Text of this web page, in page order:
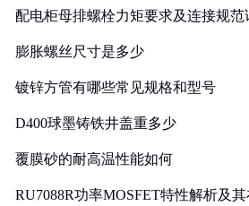
配电柜母排螺栓力矩要求及连接规范
膨胀螺丝尺寸是多少
镀锌方管有哪些常见规格和型号
D400球墨铸铁井盖重多少
覆膜砂的耐高温性能如何
RU7088R功率MOSFET特性解析及